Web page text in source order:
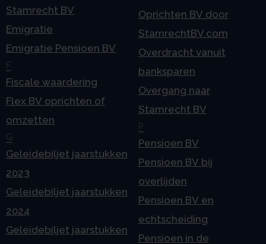
Stamrecht BV
Emigratie
Emigratie Pensioen BV
F
Fiscale waardering
Flex BV oprichten of
omzetten
G
Geleidebiljet jaarstukken
2023
Geleidebiljet jaarstukken
2024
Geleidebiljet jaarstukken
Oprichten BV door
StamrechtBV.com
Overdracht vanuit
banksparen
Overgang naar
Stamrecht BV
P
Pensioen BV
Pensioen BV bij
overlijden
Pensioen BV en
echtscheiding
Pensioen in de